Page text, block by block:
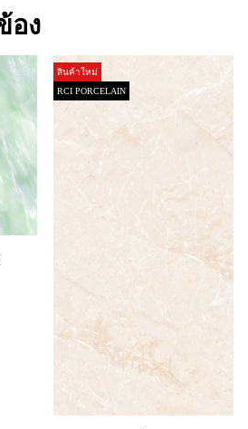
อง
สินค้าใหม่
RCI PORCELAIN